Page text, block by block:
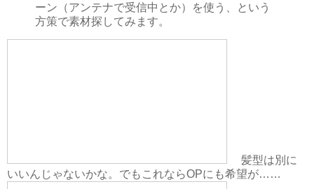
ーン（アンテナで受信中とか）を使う、という
方策で素材探してみます。
髪型は別に
いいんじゃないかな。でもこれならOPにも希望が……